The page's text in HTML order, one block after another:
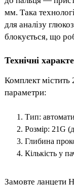
мм. Така
для аналізу
блокується, що
Технічні
Комплект містить
параметри:
Тип:
Розмір: 21G
Глибина
Кількість у
Замовте ланцети